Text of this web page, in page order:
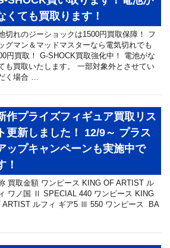
くても買取ります！
切れのジーショックは1500円買取保障！ フ
グマン＆マッドマスターなら電気切れでも
円買取！ G-SHOCK買取強化中！ 電池がな
も買取いたします。 一部対象外とさせてい
く場合 …
作プライズフィギュア買取リス
ト更新しました！ 12/9～ プラス
ップキャンペーンも実施中で
！
買取金額 ワンピース KING OF ARTIST ル
ワノ国 Ⅱ SPECIAL 440 ワンピース KING
ARTIST ルフィ ギア5 Ⅲ 550 ワンピース BA